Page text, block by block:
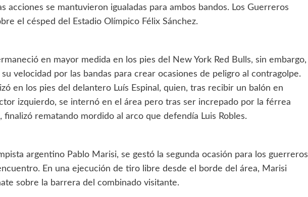
acciones se mantuvieron igualadas para ambos bandos. Los Guerreros
el césped del Estadio Olímpico Félix Sánchez.
en mayor medida en los pies del New York Red Bulls, sin embargo,
velocidad por las bandas para crear ocasiones de peligro al contragolpe.
en los pies del delantero Luís Espinal, quien, tras recibir un balón en
izquierdo, se internó en el área pero tras ser increpado por la férrea
finalizó rematando mordido al arco que defendía Luis Robles.
argentino Pablo Marisi, se gestó la segunda ocasión para los guerreros
En una ejecución de tiro libre desde el borde del área, Marisi
sobre la barrera del combinado visitante.